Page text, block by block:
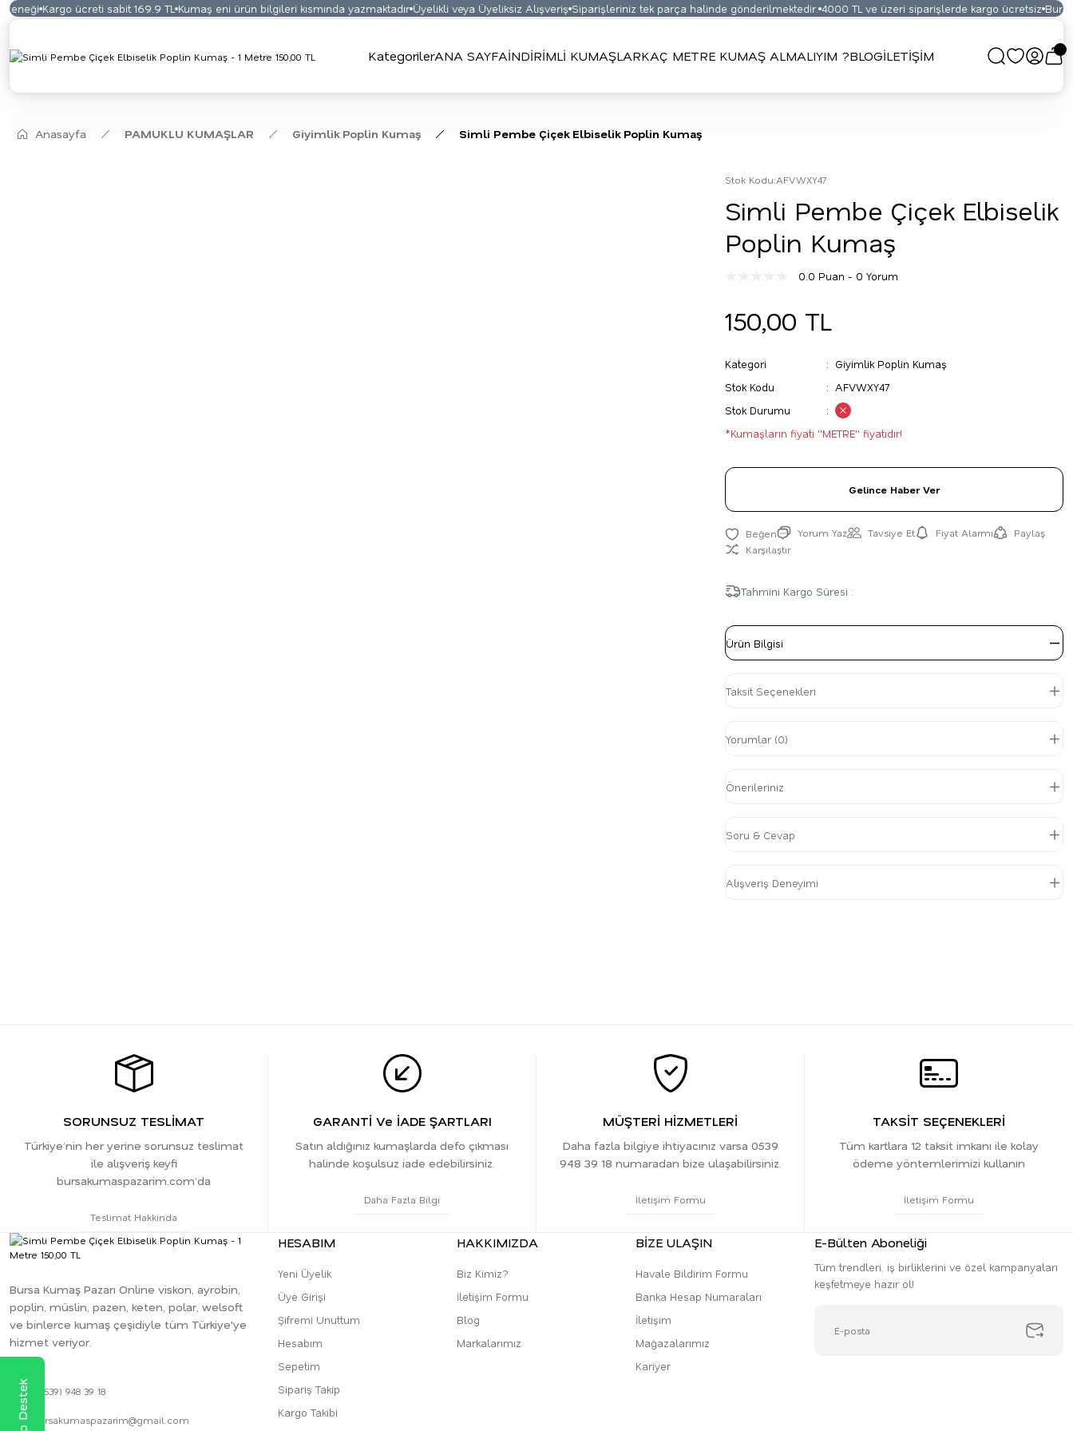
Kargo ücreti sabit 169.9 TL Kumaş eni ürün bilgileri kısmında yazmaktadır Üyelikli veya Üyeliksiz Alışveriş Siparişleriniz tek parça halinde gönderilmektedir. 4000 TL ve üzeri siparişlerde kargo ücretsiz Bursa
KategorilerANA SAYFAİNDİRİMLİ KUMAŞLARKAÇ METRE KUMAŞ ALMALIYIM ?BLOGİLETİŞİM
Anasayfa PAMUKLU KUMAŞLAR Giyimlik Poplin Kumaş Simli Pembe Çiçek Elbiselik Poplin Kumaş
Stok Kodu:AFVWXY47
Simli Pembe Çiçek Elbiselik
Poplin Kumaş
0.0 Puan - 0 Yorum
150,00 TL
Kategori
Giyimlik Poplin Kumaş
Stok Kodu
AFVWXY47
Stok Durumu
*Kumaşların fiyatı ''METRE'' fiyatıdır!
Gelince Haber Ver
Yorum Yaz Tavsiye Et Fiyat Alarmı
Paylaş
Karşılaştır
Tahmini Kargo Süresi :
Ürün Bilgisi
Taksit Seçenekleri
Yorumlar (0)
Önerileriniz
Soru & Cevap
Alışveriş Deneyimi
SORUNSUZ TESLİMAT
Türkiye’nin her yerine sorunsuz teslimat
ile alışveriş keyfi
bursakumaspazarim.com’da
Teslimat Hakkında
GARANTİ Ve İADE ŞARTLARI
Satın aldığınız kumaşlarda defo çıkması
halinde koşulsuz iade edebilirsiniz.
Daha Fazla Bilgi
MÜŞTERİ HİZMETLERİ
Daha fazla bilgiye ihtiyacınız varsa 0539
948 39 18 numaradan bize ulaşabilirsiniz.
İletişim Formu
TAKSİT SEÇENEKLERİ
Tüm kartlara 12 taksit imkanı ile kolay
ödeme yöntemlerimizi kullanın
İletişim Formu
Bursa Kumaş Pazarı Online viskon, ayrobin,
poplin, müslin, pazen, keten, polar, welsoft
ve binlerce kumaş çeşidiyle tüm Türkiye'ye
hizmet veriyor.
0 (539) 948 39 18
bursakumaspazarim@gmail.com
HESABIM
Yeni Üyelik
Üye Girişi
Şifremi Unuttum
Hesabım
Sepetim
Sipariş Takip
Kargo Takibi
HAKKIMIZDA
Biz Kimiz?
İletişim Formu
Blog
Markalarımız
BİZE ULAŞIN
Havale Bildirim Formu
Banka Hesap Numaraları
İletişim
Mağazalarımız
Kariyer
E-Bülten Aboneliği
Tüm trendleri, iş birliklerini ve özel kampanyaları
keşfetmeye hazır ol!